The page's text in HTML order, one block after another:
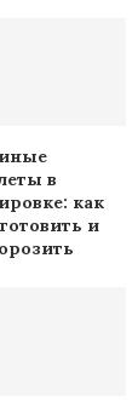
в
как
и